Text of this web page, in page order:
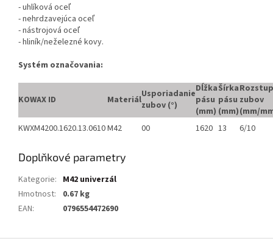
- uhlíková oceľ
- nehrdzavejúca oceľ
- nástrojová oceľ
- hliník/neželezné kovy.
Systém označovania:
KOWAX ID MateriálUsporiadanie
zubov (°)
Dĺžka
pásu
(mm)
Šírka
pásu
(mm)
Rozstup
zubov
(mm/
KWXM4200.1620.13.0610M42 00 1620 13 6/10
Doplňkové parametry
Kategorie: M42 univerzál
Hmotnost:
0.67 kg
EAN: 0796554472690